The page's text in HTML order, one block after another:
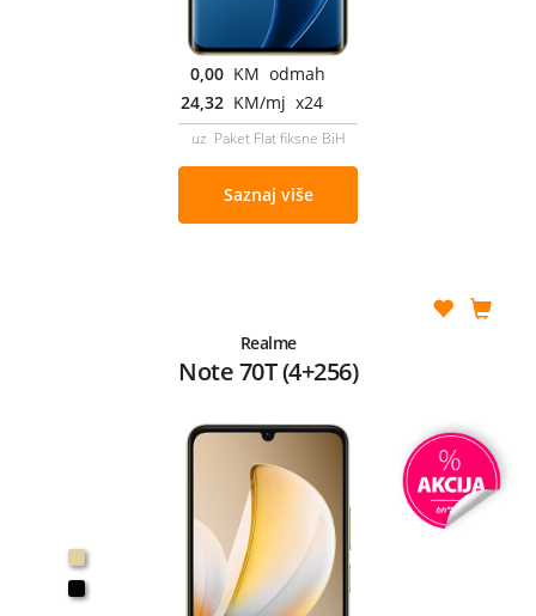
0,00 KM odmah
24,32 KM/mj x24
uz Paket Flat fiksne BiH
Saznaj više
Realme
Note 70T (4+256)